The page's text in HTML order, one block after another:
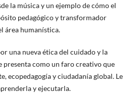
la música y un ejemplo de cómo el
pedagógico y transformador
área humanística.
una nueva ética del cuidado y la
presenta como un faro creativo que
ecopedagogía y ciudadanía global. Le
y ejecutarla.